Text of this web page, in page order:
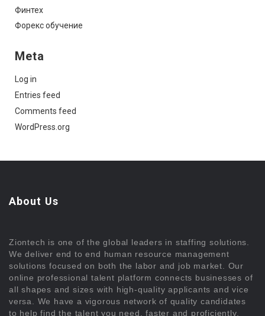
Финтех
Форекс обучение
Meta
Log in
Entries feed
Comments feed
WordPress.org
About Us
Ziontech is one of the global leaders in staffing solutions.
We deliver end to end human resource management
solutions focused on both the labor and job market. Our
online professional talent platform connects businesses of
all shapes and sizes with high-quality applicants and vice
versa. We have a vigorous network of quality candidates
to help find the talent you need, faster and proficiently.